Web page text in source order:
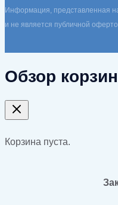
Информация, представленная
и не является публичной
Обзор
Корзина пуста.